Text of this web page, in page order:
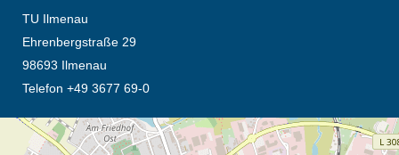
TU Ilmenau
Ehrenbergstraße 29
98693 Ilmenau
Telefon +49 3677 69-0
Öffnet die Anfahrtsbeschreibung in neuem Tab (Karte)